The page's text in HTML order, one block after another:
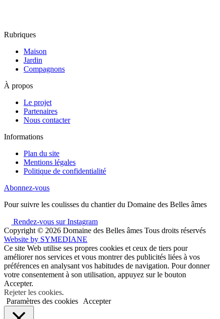
Rubriques
Maison
Jardin
Compagnons
À propos
Le projet
Partenaires
Nous contacter
Informations
Plan du site
Mentions légales
Politique de confidentialité
Abonnez-vous
Pour suivre les coulisses du chantier du Domaine des Belles âmes
Rendez-vous sur Instagram
Copyright © 2026 Domaine des Belles âmes Tous droits réservés
Website by SYMEDIANE
Ce site Web utilise ses propres cookies et ceux de tiers pour
améliorer nos services et vous montrer des publicités liées à vos
préférences en analysant vos habitudes de navigation. Pour donner
votre consentement à son utilisation, appuyez sur le bouton
Accepter.
Rejeter les cookies.
Paramètres des cookies
Accepter